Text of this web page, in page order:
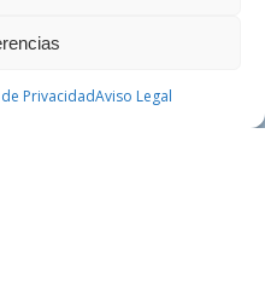
PrivacidadAviso Legal
PEDIR CITA